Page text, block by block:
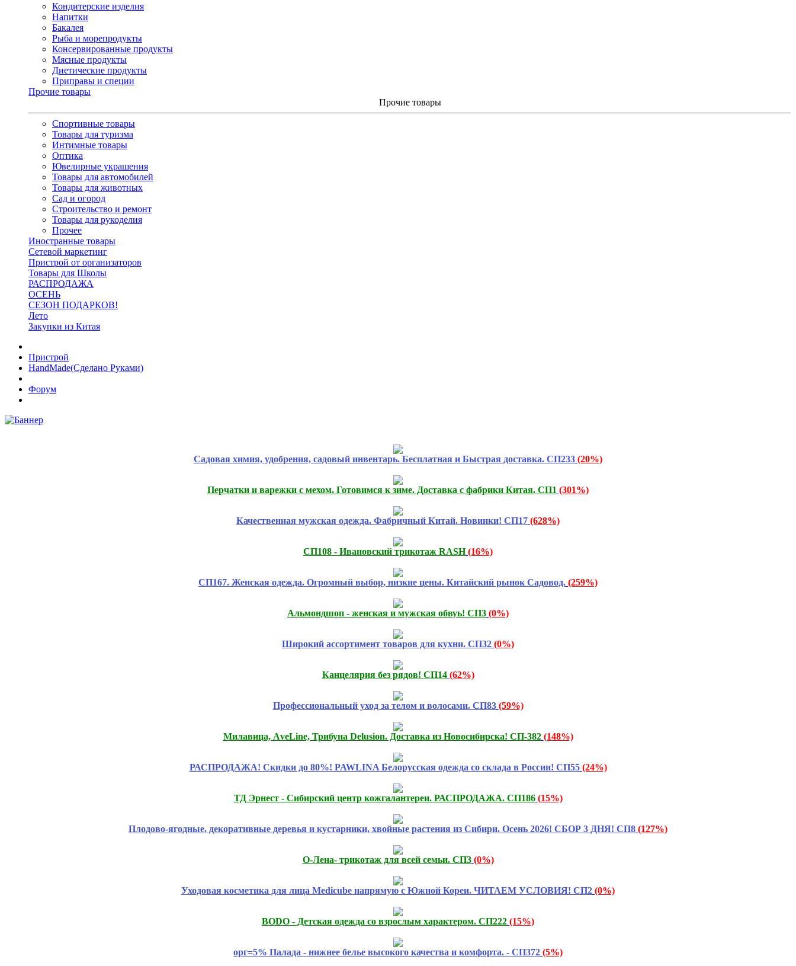
Кондитерские изделия
Напитки
Бакалея
Рыба и морепродукты
Консервированные продукты
Мясные продукты
Диетические продукты
Приправы и специи
Прочие товары
Прочие товары
Спортивные товары
Товары для туризма
Интимные товары
Оптика
Ювелирные украшения
Товары для автомобилей
Товары для животных
Сад и огород
Строительство и ремонт
Товары для рукоделия
Прочее
Иностранные товары
Сетевой маркетинг
Пристрой от организаторов
Товары для Школы
РАСПРОДАЖА
ОСЕНЬ
СЕЗОН ПОДАРКОВ!
Лето
Закупки из Китая
Пристрой
HandMade(Сделано Руками)
Форум
Садовая химия, удобрения, садовый инвентарь. Бесплатная и Быстрая доставка. СП233 (20%)
Перчатки и варежки с мехом. Готовимся к зиме. Доставка с фабрики Китая. СП1 (301%)
Качественная мужская одежда. Фабричный Китай. Новинки! СП17 (628%)
СП108 - Ивановский трикотаж RASH (16%)
СП167. Женская одежда. Огромный выбор, низкие цены. Китайский рынок Садовод. (259%)
Альмондшоп - женская и мужская обвуь! СП3 (0%)
Широкий ассортимент товаров для кухни. СП32 (0%)
Канцелярия без рядов! СП14 (62%)
Профессиональный уход за телом и волосами. СП83 (59%)
Милавица, АveLine, Трибуна Delusion. Доставка из Новосибирска! CП-382 (148%)
РАСПРОДАЖА! Скидки до 80%! PAWLINA Белорусская одежда со склада в России! СП55 (24%)
ТД Эрнест - Сибирский центр кожгалантереи. РАСПРОДАЖА. СП186 (15%)
Плодово-ягодные, декоративные деревья и кустарники, хвойные растения из Сибири. Осень 2026! СБОР 3 ДНЯ! СП8 (127%)
О-Лена- трикотаж для всей семьи. СП3 (0%)
Уходовая косметика для лица Medicube напрямую с Южной Кореи. ЧИТАЕМ УСЛОВИЯ! СП2 (0%)
BODO - Детская одежда со взрослым характером. СП222 (15%)
орг=5% Палада - нижнее белье высокого качества и комфорта. - СП372 (5%)